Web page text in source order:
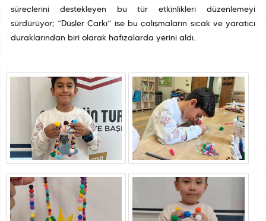
süreçlerini destekleyen bu tür etkinlikleri düzenlemeyi
sürdürüyor; “Düşler Çarkı” ise bu çalışmaların sıcak ve yaratıcı
duraklarından biri olarak hafızalarda yerini aldı.